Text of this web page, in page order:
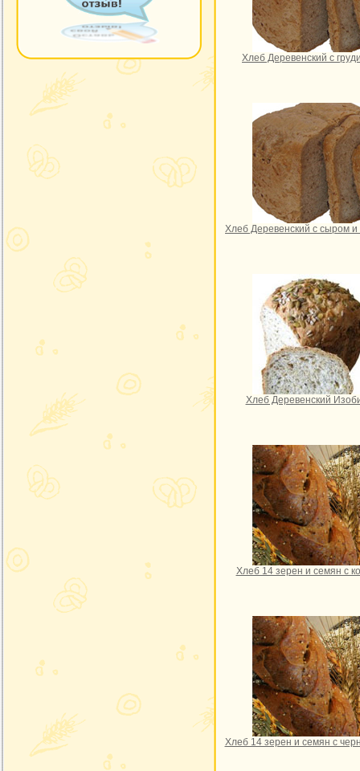
Хлеб Деревенский с
Хлеб Деревенский с сыром
Хлеб Деревенский
Хлеб 14 зерен и семян с
Хлеб 14 зерен и семян с